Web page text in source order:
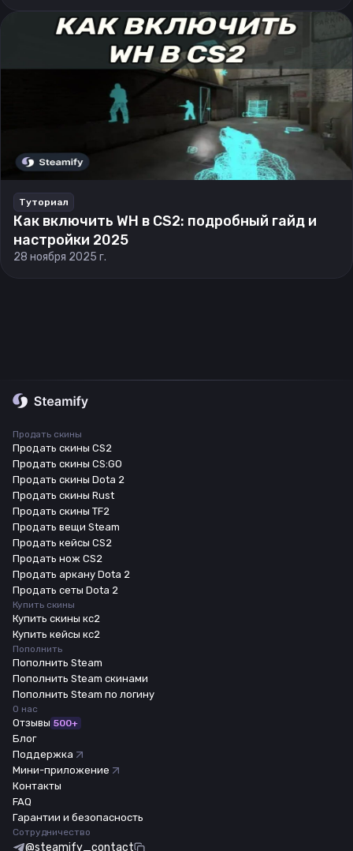
Туториал
Как включить WH в CS2: подробный гайд и
настройки 2025
28 ноября 2025 г.
Продать скины
Продать скины CS2
Продать скины CS:GO
Продать скины Dota 2
Продать скины Rust
Продать скины TF2
Продать вещи Steam
Продать кейсы CS2
Продать нож CS2
Продать аркану Dota 2
Продать сеты Dota 2
Купить скины
Купить скины кс2
Купить кейсы кс2
Пополнить
Пополнить Steam
Пополнить Steam скинами
Пополнить Steam по логину
О нас
Отзывы 500+
Блог
Поддержка
Мини-приложение
Контакты
FAQ
Гарантии и безопасность
Сотрудничество
@steamify_contact